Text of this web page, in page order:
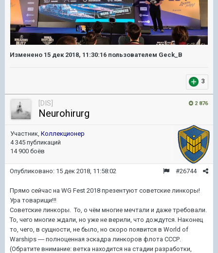
Изменено 15 дек 2018, 11:30:16 пользователем Geck_B
3
2 876
[DIS]
Neurohirurg
Участник, Коллекционер
4 345 публикаций
14 900 боёв
#26744
Опубликовано: 15 дек 2018, 11:58:02
Прямо сейчас на WG Fest 2018 презентуют советские линкоры!
Ура товарищи!!!
Советские линкоры. То, о чём многие мечтали и даже требовали.
То, чего многие ждали, но уже не верили, что дождутся. Наконец
то, чего, в сущности, не было, но скоро появится в World of
Warships ― полноценная эскадра линкоров флота СССР.
(Обратите внимание: ветка находится на стадии разработки,